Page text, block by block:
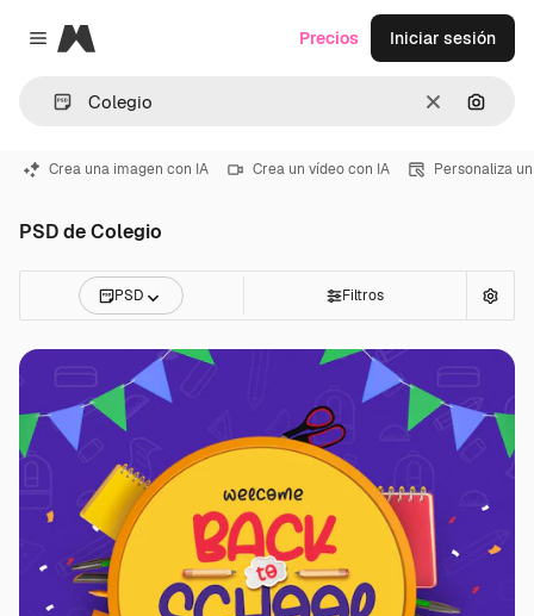
Close menu
Magnific
Borrar
Precios Iniciar sesión
Crea una imagen con IA Crea un vídeo con IA Personaliza
PSD de Colegio
PSD Filtros